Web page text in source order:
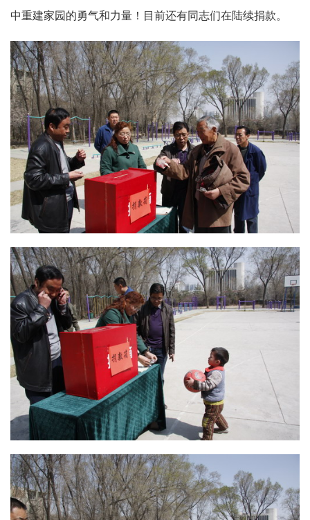
中重建家园的勇气和力量！目前还有同志们在陆续捐款。